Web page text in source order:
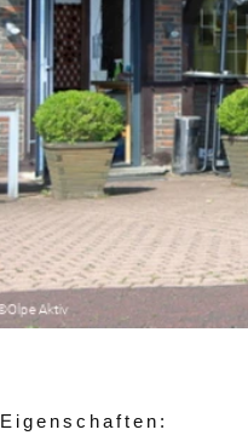
Eigenschaften: